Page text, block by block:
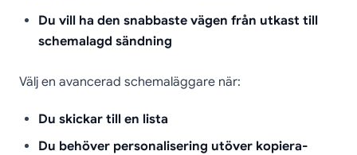
Du vill ha den snabbaste vägen från utkast till
schemalagd sändning
Välj en avancerad schemaläggare när:
Du skickar till en lista
Du behöver personalisering utöver kopiera-